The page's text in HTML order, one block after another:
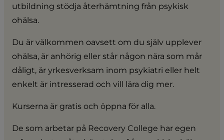
utbildning stödja återhämtning från psykisk
ohälsa.
Du är välkommen oavsett om du själv upplever
ohälsa, är anhörig eller står någon nära som mår
dåligt, är yrkesverksam inom psykiatri eller helt
enkelt är intresserad och vill lära dig mer.
Kurserna är gratis och öppna för alla.
De som arbetar på Recovery College har egen